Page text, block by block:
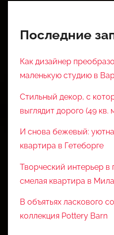
Последние
Как дизайнер
маленькую студию в
Стильный декор, с
выглядит дорого (49 кв.
И снова бежевый:
квартира в Гетеборге
Творческий интерьер в
смелая квартира в
В объятьях ласкового
коллекция Pottery Barn